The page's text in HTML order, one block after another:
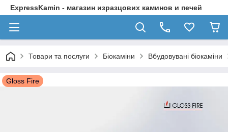
ExpressKamin - магазин изразцових каминов и печей
Товари та послуги Біокаміни Вбудовувані біокаміни
Gloss Fire